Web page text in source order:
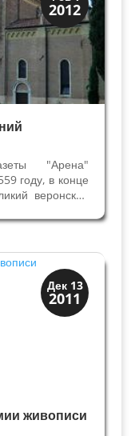
2012
"Арена"
году, в конце
веронский
Сан Томазо
Дек 13
2011
живописи